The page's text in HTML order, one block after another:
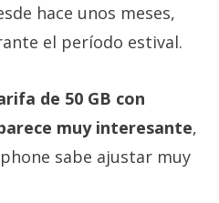
hace unos meses,
el período estival.
de 50 GB con
muy interesante,
sabe ajustar muy